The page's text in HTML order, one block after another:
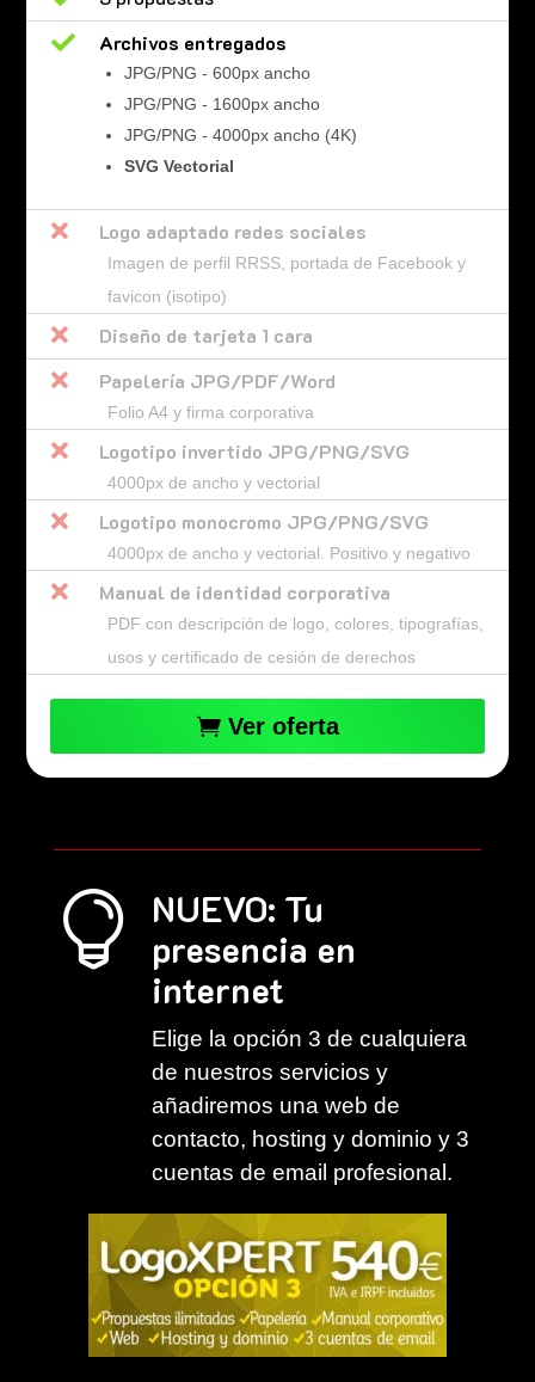

Archivos entregados
JPG/PNG - 600px ancho
JPG/PNG - 1600px ancho
JPG/PNG - 4000px ancho (4K)
SVG Vectorial
 Logo adaptado redes sociales
Imagen de perfil RRSS, portada de Facebook y
favicon (isotipo)

Diseño de tarjeta 1 cara

Papelería JPG/PDF/Word
Folio A4 y firma corporativa
 Logotipo invertido JPG/PNG/SVG
4000px de ancho y vectorial
 Logotipo monocromo JPG/PNG/SVG
4000px de ancho y vectorial. Positivo y negativo
 Manual de identidad corporativa
PDF con descripción de logo, colores, tipografías,
usos y certificado de cesión de derechos
Ver oferta

NUEVO: Tu
presencia en
internet
Elige la opción 3 de cualquiera
de nuestros servicios y
añadiremos una web de
contacto, hosting y dominio y 3
cuentas de email profesional.